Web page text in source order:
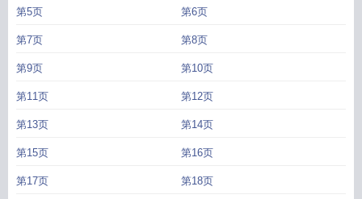
跳章，有些微阅读门槛文案并非全部，狗血含量低是个温柔的故事。标签：破镜
那个堕魔徒儿她她她她回来了立意：携手同行，真诚相待。
一句两年逢场作戏神却当了真 与上神逢场作戏后大米糕
场作戏后TXT番外
与上神逢场作戏后番外免费
第5页 第6页
第7页 第8页
第9页 第10页
第11页 第12页
第13页 第14页
第15页 第16页
第17页 第18页